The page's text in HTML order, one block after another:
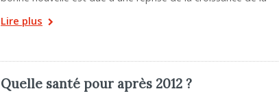
Lire plus
Quelle santé pour après 2012 ?